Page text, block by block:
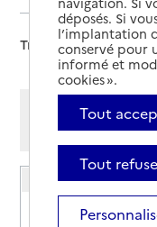
Trier par :
Afficher les résultats
Mode liste
EHPAD Korian
Adresse
9 rue du Queyras
déposés. Si
l’implantation
conservé pour
informé et
cookies ».
Tout
Tout